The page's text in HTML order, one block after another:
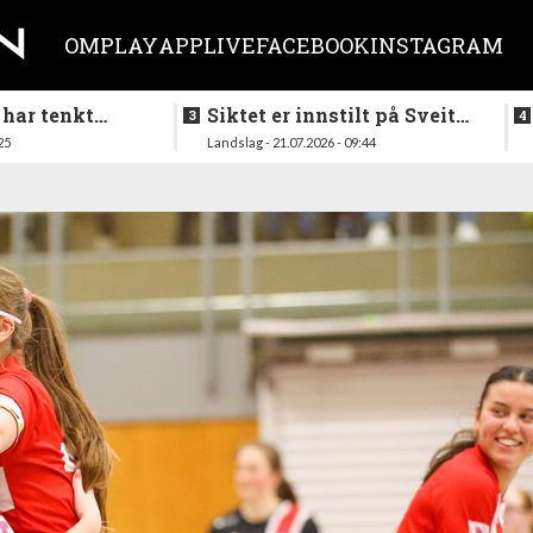
OMPLAYAPPLIVEFACEBOOKINSTAGRAM
tenkt
køllen på
Siktet er innstilt på Sveits
i mai
Landslag - 21.07.2026 - 09:44